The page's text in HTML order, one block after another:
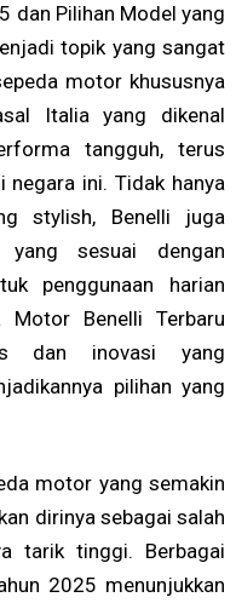
dan Pilihan Model yang
topik yang sangat
motor khususnya
Italia yang dikenal
tangguh, terus
negara ini. Tidak hanya
stylish, Benelli juga
yang sesuai dengan
penggunaan harian
Motor Benelli Terbaru
dan inovasi yang
pilihan yang
motor yang semakin
dirinya sebagai salah
tarik tinggi. Berbagai
2025 menunjukkan